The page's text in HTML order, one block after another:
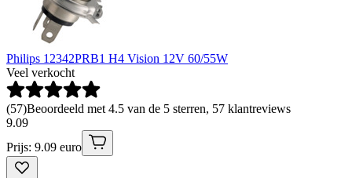
Philips 12342PRB1 H4 Vision 12V 60/55W
Veel verkocht
(57)Beoordeeld met 4.5 van de 5 sterren, 57 klantreviews
9.09
Prijs: 9.09 euro